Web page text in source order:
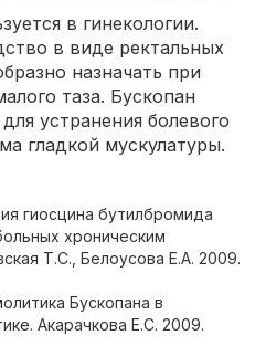
в гинекологии.
в виде ректальных
назначать при
таза. Бускопан
устранения болевого
гладкой мускулатуры.
гиосцина бутилбромида
хроническим
Т.С., Белоусова Е.А. 2009.
Бускопана в
Акарачкова Е.С. 2009.